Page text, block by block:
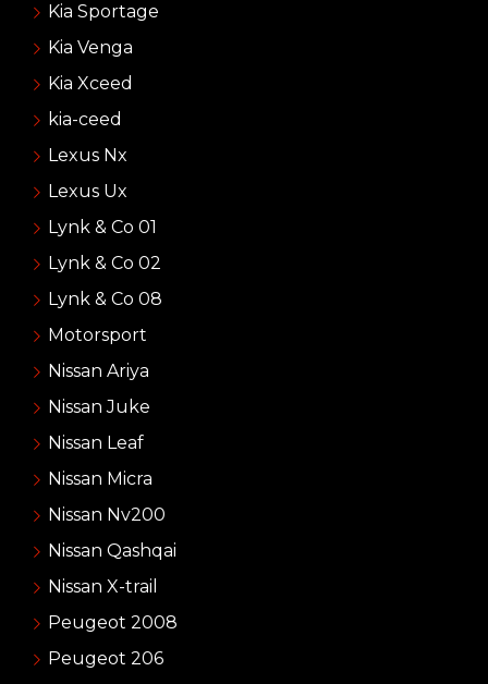
Kia Sportage
Kia Venga
Kia Xceed
kia-ceed
Lexus Nx
Lexus Ux
Lynk & Co 01
Lynk & Co 02
Lynk & Co 08
Motorsport
Nissan Ariya
Nissan Juke
Nissan Leaf
Nissan Micra
Nissan Nv200
Nissan Qashqai
Nissan X-trail
Peugeot 2008
Peugeot 206